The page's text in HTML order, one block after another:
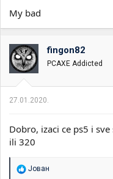
My bad
fingon82
PCAXE Addicted
27.01.2020.
Dobro, izaci ce ps5 i
ili 320
R
Јован